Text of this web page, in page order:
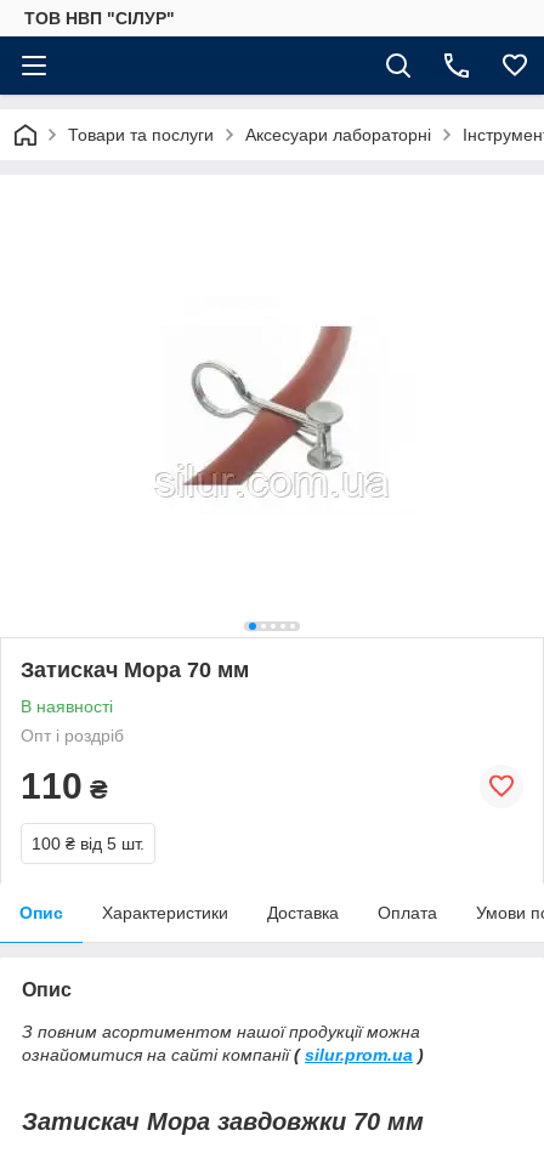
ТОВ НВП "СІЛУР"
Товари та послуги Аксесуари лабораторні
Затискач Мора 70 мм
В наявності
Опт і роздріб
110 ₴
100 ₴ від 5 шт.
Опис Характеристики Доставка Оплата Умови
Опис
З повним асортиментом нашої продукції можна
ознайомитися на сайті компанії(silur.prom.ua )
Затискач Мора завдовжки 70 мм